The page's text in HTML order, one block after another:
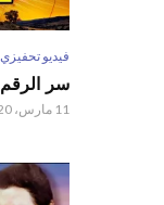
فيديو تحفيزي
سر الرقم 1.618 – إبداع الخالق
11 مارس، 2020